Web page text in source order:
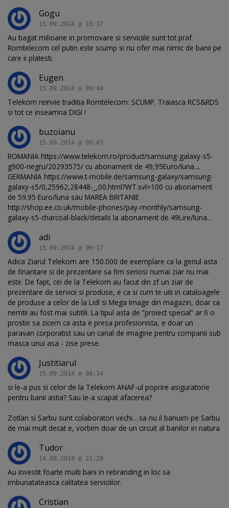
Gogu
15.09.2014 @ 10:37
Au bagat milioane in promovare si serviciile sunt tot praf.
Romtelecom cel putin este scump si nu ofer mai nimic de banii pe
care ii platesti.
Eugen
15.09.2014 @ 09:44
Telekom reinvie traditia Romtelecom: SCUMP. Traiasca RCS&RDS
si tot ce inseamna DIGI !
buzoianu
15.09.2014 @ 09:43
ROMANIA https://www.telekom.ro/product/samsung-galaxy-s5-
g900-negru/20293575/ cu abonament de 49,95Euro/luna....
GERMANIA https://www.t-mobile.de/samsung-galaxy/samsung-
galaxy-s5/0,25962,28448-_,00.html?WT.svl=100 cu abonament
de 59.95 Euro/luna sau MAREA BRITANIE
http://shop.ee.co.uk/mobile-phones/pay-monthly/samsung-
galaxy-s5-charcoal-black/details la abonament de 49Lire/luna...
adi
15.09.2014 @ 09:17
Adica Ziarul Telekom are 150.000 de exemplare ca la genul asta
de finantare si de prezentare sa fim seriosi numai ziar nu mai
este. De fapt, cei de la Telekom au facut din zf un ziar de
prezentare de servicii si produse, e ca si cum te uiti in cataloagele
de produse a celor de la Lidl si Mega Image din magazin, doar ca
nemtii au fost mai subtili. La tipul asta de ”proiect special” ar fi o
prostie sa zicem ca asta e presa profesionista, e doar un
paravan corporatist sau un canal de imagine pentru companii sub
masca unui asa - zise prese.
Justitiarul
15.09.2014 @ 08:34
si le-a pus si celor de la Telekom ANAF-ul poprire asiguratorie
pentru banii astia? Sau le-a scapat afacerea?
Zotlan si Sarbu sunt colaboratori vechi... sa nu il banuim pe Sarbu
de mai mult decat e, vorbim doar de un circuit al banilor in natura
Tudor
14.09.2014 @ 21:28
Au investit foarte multi bani in rebranding in loc sa
imbunatateasca calitatea serviciilor.
Cristian